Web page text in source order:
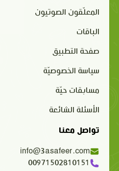
المعلّقون الصوتيون
الباقات
صفحة التطبيق
سياسة الخصوصيّة
مسابقات حيّة
الأسئلة الشائعة
تواصل معنا
info@3asafeer.com
00971502810151